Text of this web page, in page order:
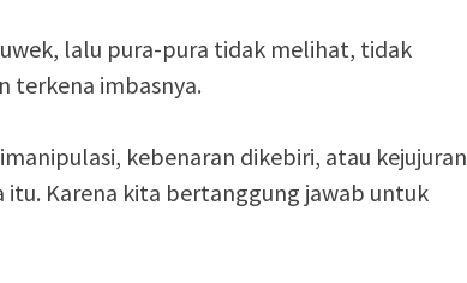
lalu pura-pura tidak melihat, tidak
terkena imbasnya.
kebenaran dikebiri, atau kejujuran
Karena kita bertanggung jawab untuk